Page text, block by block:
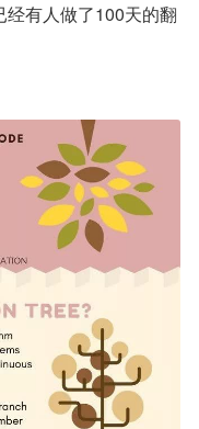
有人做了100天的翻